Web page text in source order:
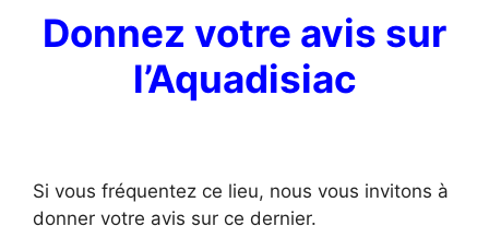
Donnez votre avis sur
l’Aquadisiac
Si vous fréquentez ce lieu, nous vous invitons à
donner votre avis sur ce dernier.